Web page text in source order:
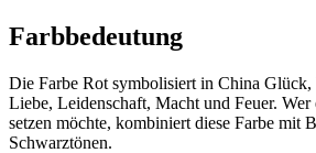
Farbbedeutung
Die Farbe Rot symbolisiert in China Glück,
Liebe, Leidenschaft, Macht und Feuer. Wer
setzen möchte, kombiniert diese Farbe mit
Schwarztönen.